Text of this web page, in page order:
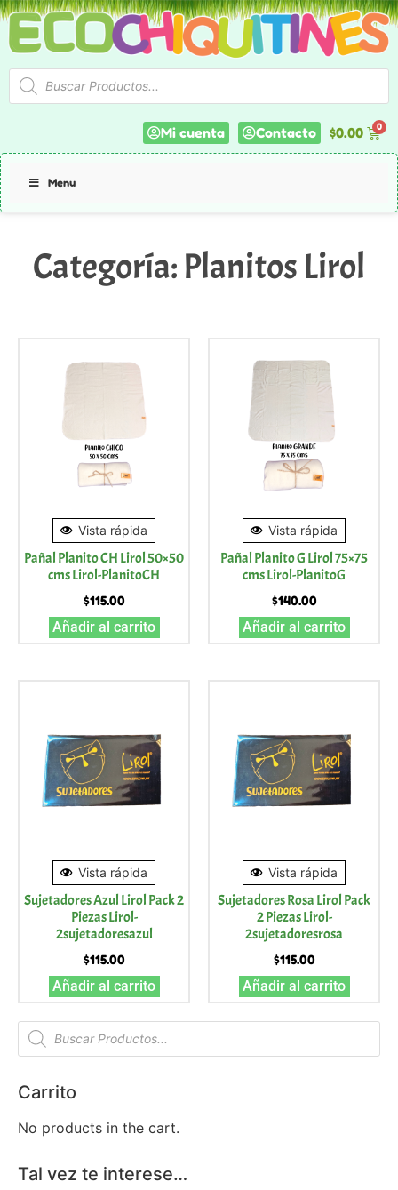
Mi cuenta Contacto $0.00
Menu
Categoría: Planitos Lirol
Vista rápida
Pañal Planito CH Lirol 50×50
cms Lirol-PlanitoCH
$115.00
Añadir al carrito
Vista rápida
Pañal Planito G Lirol 75×75
cms Lirol-PlanitoG
$140.00
Añadir al carrito
Vista rápida
Sujetadores Azul Lirol Pack 2
Piezas Lirol-
2sujetadoresazul
$115.00
Añadir al carrito
Vista rápida
Sujetadores Rosa Lirol Pack
2 Piezas Lirol-
2sujetadoresrosa
$115.00
Añadir al carrito
Carrito
No products in the cart.
Tal vez te interese…